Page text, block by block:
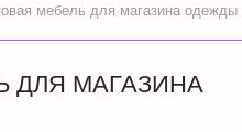
мебель для магазина одежды
ДЛЯ МАГАЗИНА